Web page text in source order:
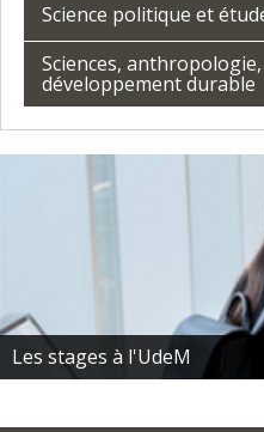
Science politique et
Sciences,
développement durable
Les stages à l'UdeM